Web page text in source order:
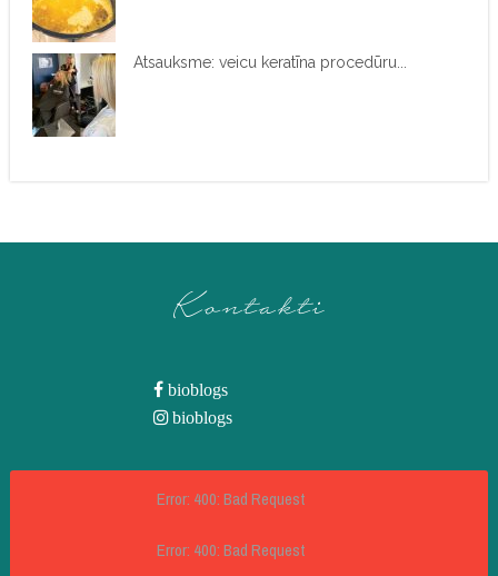
Atsauksme: veicu keratīna procedūru...
Kontakti
bioblogs
bioblogs
Error: 400: Bad Request
Error: 400: Bad Request